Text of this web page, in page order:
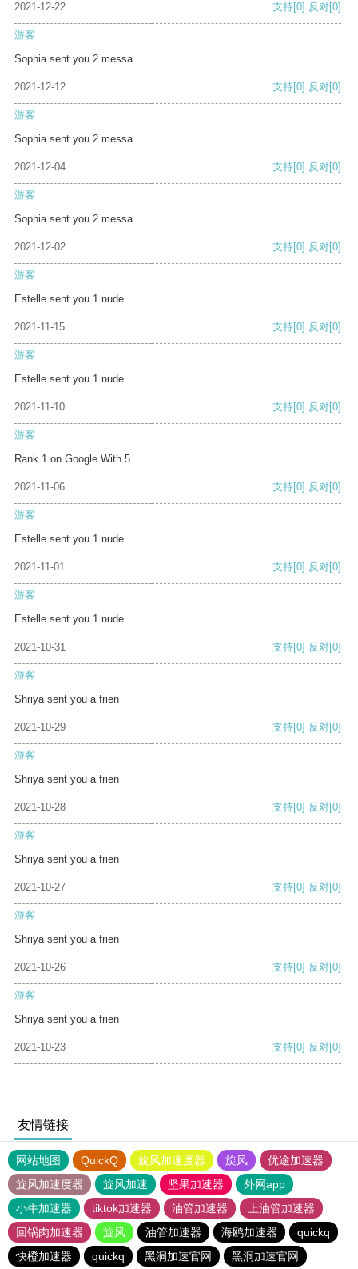
2021-12-22 支持[0] 反对[0]
游客
Sophia sent you 2 messa
2021-12-12 支持[0] 反对[0]
游客
Sophia sent you 2 messa
2021-12-04 支持[0] 反对[0]
游客
Sophia sent you 2 messa
2021-12-02 支持[0] 反对[0]
游客
Estelle sent you 1 nude
2021-11-15 支持[0] 反对[0]
游客
Estelle sent you 1 nude
2021-11-10 支持[0] 反对[0]
游客
Rank 1 on Google With 5
2021-11-06 支持[0] 反对[0]
游客
Estelle sent you 1 nude
2021-11-01 支持[0] 反对[0]
游客
Estelle sent you 1 nude
2021-10-31 支持[0] 反对[0]
游客
Shriya sent you a frien
2021-10-29 支持[0] 反对[0]
游客
Shriya sent you a frien
2021-10-28 支持[0] 反对[0]
游客
Shriya sent you a frien
2021-10-27 支持[0] 反对[0]
游客
Shriya sent you a frien
2021-10-26 支持[0] 反对[0]
游客
Shriya sent you a frien
2021-10-23 支持[0] 反对[0]
友情链接
网站地图 QuickQ 旋风加速度器 旋风
优途加速器
旋风加速度器
旋风加速 坚果加速器
外网app
小牛加速器
tiktok加速器 油管加速器
上油管加速器
回锅肉加速器
旋风 油管加速器 海鸥加速器
quickq
快橙加速器
quickq 黑洞加速官网 黑洞加速官网